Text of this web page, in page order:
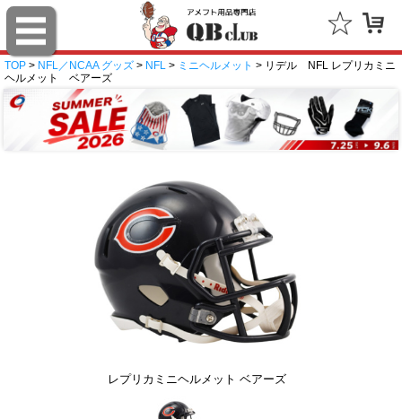
TOP > NFL／NCAA グッズ > NFL > ミニヘルメット > リデル NFL レプリカミニ
ヘルメット ベアーズ
レプリカミニヘルメット ベアーズ